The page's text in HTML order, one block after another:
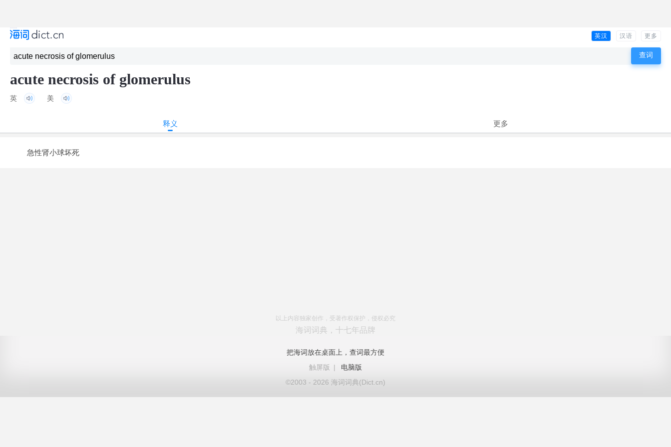
英汉 汉语 更多
acute necrosis of glomerulus
英 美
释义 更多
急性肾小球坏死
以上内容独家创作，受著作权保护，侵权必究
海词词典，十七年品牌
把海词放在桌面上，查词最方便
触屏版
|
电脑版
©2003 - 2026 海词词典(Dict.cn)